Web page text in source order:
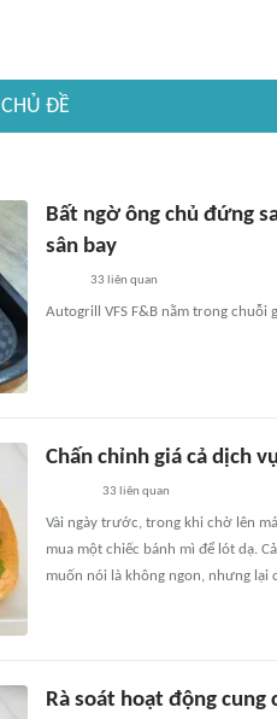
CHỦ ĐỀ
Bất ngờ ông chủ đứng
sân bay
33 liên quan
Autogrill VFS F&B nằm trong chuỗi
Chấn chỉnh giá cả dịch
33 liên quan
Vài ngày trước, trong khi chờ lên
mua một chiếc bánh mì để lót dạ.
muốn nói là không ngon, nhưng lại
Rà soát hoạt động cung